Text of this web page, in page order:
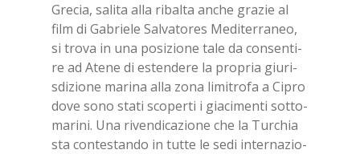
Gre­cia, sa­li­ta alla ri­bal­ta an­che gra­zie al
film di Ga­brie­le Sal­va­to­res Me­di­ter­ra­neo,
si tro­va in una po­si­zio­ne tale da con­sen­ti­
re ad Ate­ne di esten­de­re la pro­pria giu­ri­
sdi­zio­ne ma­ri­na alla zona li­mi­tro­fa a Ci­pro
dove sono sta­ti sco­per­ti i gia­ci­men­ti sot­to­
ma­ri­ni. Una ri­ven­di­ca­zio­ne che la Tur­chia
sta con­te­stan­do in tut­te le sedi in­ter­na­zio­